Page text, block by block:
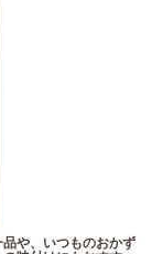
や、いつものおかず